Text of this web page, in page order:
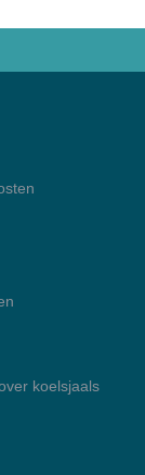
koelsjaals